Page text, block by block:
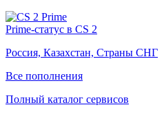
Prime-статус в CS 2
Россия, Казахстан, Страны СНГ
Все пополнения
Полный каталог сервисов